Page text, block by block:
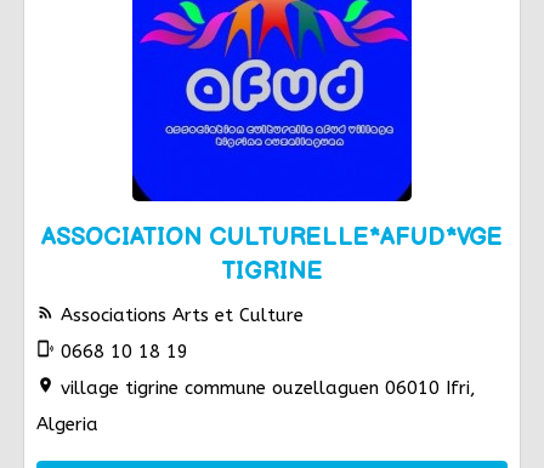
ASSOCIATION CULTURELLE*AFUD*VGE
TIGRINE
rss_feed Associations Arts et Culture
phonelink_ring 0668 10 18 19
location_on village tigrine commune ouzellaguen 06010 Ifri,
Algeria